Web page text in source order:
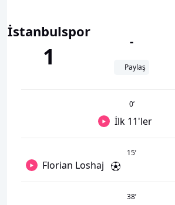
İstanbulspor
1
-
Paylaş
0’
İlk 11'ler
15’
Florian Loshaj
38’